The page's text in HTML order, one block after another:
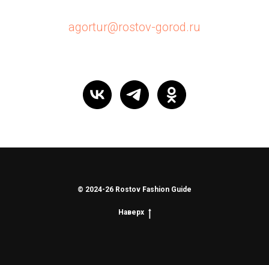
agortur@rostov-gorod.ru
© 2024-26 Rostov Fashion Guide
Наверх